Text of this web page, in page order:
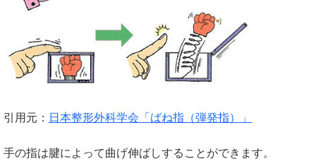
引用元： 日本整形外科学会「ばね指（弾発指）」
手の指は腱によって曲げ伸ばしすることができます。